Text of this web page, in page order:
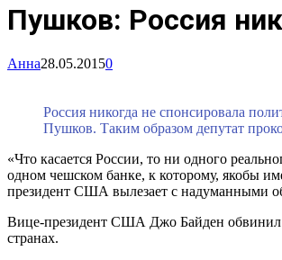
Пушков: Россия
Анна28.05.20150
Россия никогда не спонсировала
Пушков. Таким образом депутат
«Что касается России, то ни одного
одном чешском банке, к которому, якобы
президент США вылезает с надуманными
Вице-президент США Джо Байден обвинил
странах.